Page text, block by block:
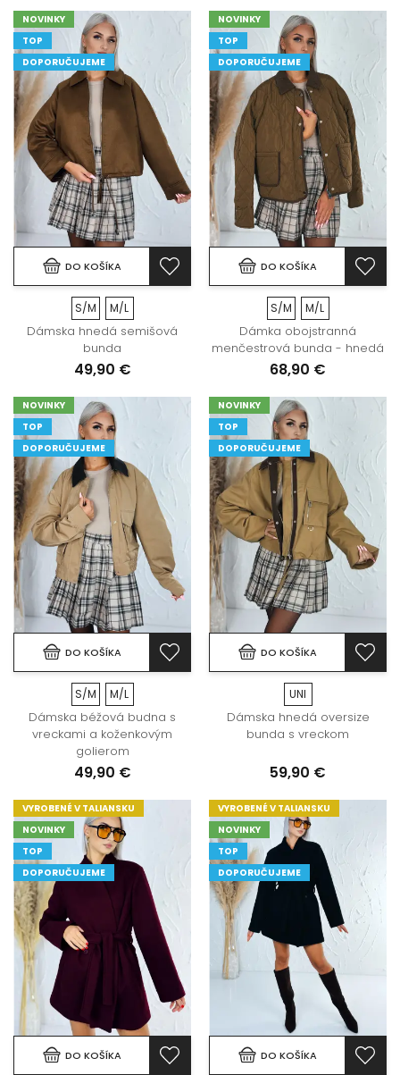
NOVINKY
TOP
DOPORUČUJEME
DO KOŠÍKA
S/M M/L
Dámska hnedá semišová
bunda
49,90 €
NOVINKY
TOP
DOPORUČUJEME
DO KOŠÍKA
S/M M/L
Dámka obojstranná
menčestrová bunda - hnedá
68,90 €
NOVINKY
TOP
DOPORUČUJEME
DO KOŠÍKA
S/M M/L
Dámska béžová budna s
vreckami a koženkovým
golierom
49,90 €
NOVINKY
TOP
DOPORUČUJEME
DO KOŠÍKA
UNI
Dámska hnedá oversize
bunda s vreckom
59,90 €
VYROBENÉ V TALIANSKU
NOVINKY
TOP
DOPORUČUJEME
DO KOŠÍKA
VYROBENÉ V TALIANSKU
NOVINKY
TOP
DOPORUČUJEME
DO KOŠÍKA